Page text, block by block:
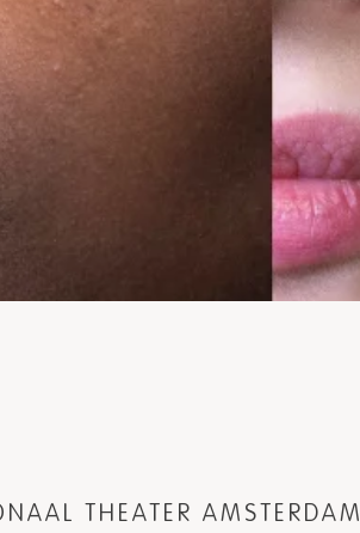
THEATER AMSTERDAM